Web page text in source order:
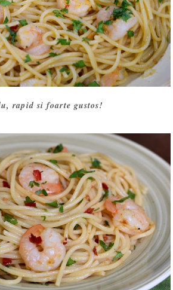
rapid si foarte gustos!